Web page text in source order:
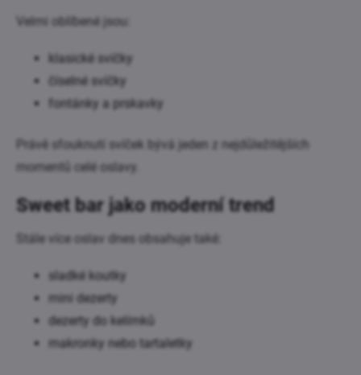
Velmi oblíbené jsou:
klasické svíčky
číselné svíčky
fontánky a prskavky
Právě sfouknutí svíček bývá jeden z nejdůležitějších
momentů celé oslavy.
Sweet bar jako moderní trend
Stále více oslav dnes obsahuje také:
sladké koutky
mini dezerty
dezerty do kelímků
makronky nebo tartaletky